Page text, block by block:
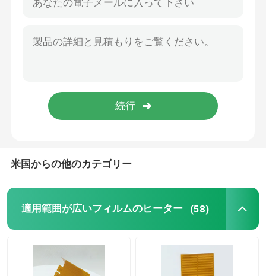
Polyimideの適用範囲が広いヒーター
米国からの他のカテゴリー
適用範囲が広いフィルムのヒーター (58)